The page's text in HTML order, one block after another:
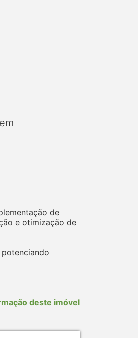
de
e otimização de
deste imóvel